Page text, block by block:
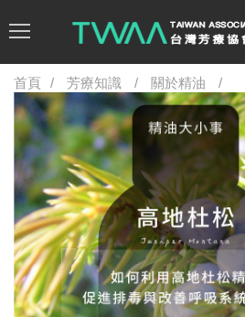
首頁 芳療知識 關於精油